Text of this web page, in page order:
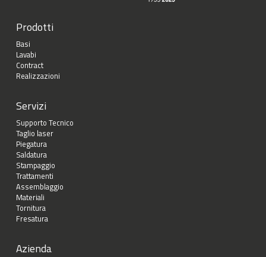
Prodotti
Basi
Lavabi
Contract
Realizzazioni
Servizi
Supporto Tecnico
Taglio laser
Piegatura
Saldatura
Stampaggio
Trattamenti
Assemblaggio
Materiali
Tornitura
Fresatura
Azienda